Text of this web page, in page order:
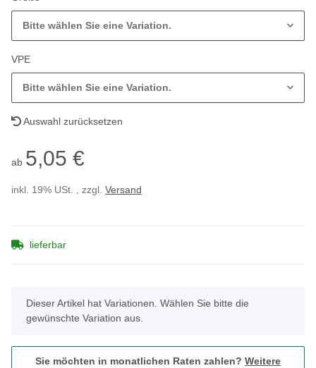
Bitte wählen Sie eine Variation.
VPE
Bitte wählen Sie eine Variation.
Auswahl zurücksetzen
ab 5,05 €
inkl. 19% USt. , zzgl. Versand
lieferbar
x
Dieser Artikel hat Variationen. Wählen Sie bitte die
gewünschte Variation aus.
Sie möchten in monatlichen Raten zahlen? Weitere